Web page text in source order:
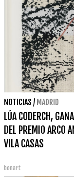
NOTICIAS / MADRID
LÚA CODERCH,
DEL PREMIO ARCO
VILA CASAS
bonart